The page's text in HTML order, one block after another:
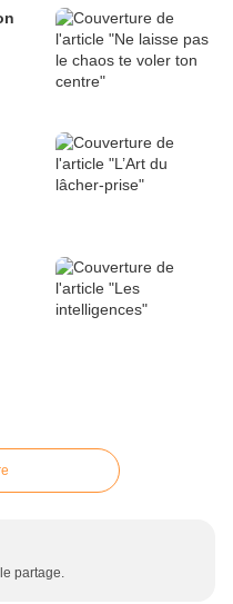
partage.